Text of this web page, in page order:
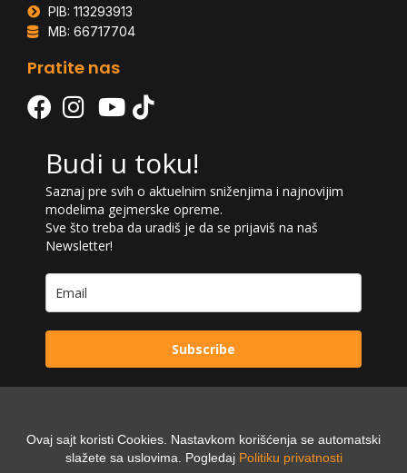
PIB: 113293913
MB: 66717704
Pratite nas
Budi u toku!
Saznaj pre svih o aktuelnim sniženjima i najnovijim
modelima gejmerske opreme.
Sve što treba da uradiš je da se prijaviš na naš
Newsletter!
Subscribe
Powered by:
Digilex
Ovaj sajt koristi Cookies. Nastavkom korišćenja se automatski
slažete sa uslovima. Pogledaj Politiku privatnosti